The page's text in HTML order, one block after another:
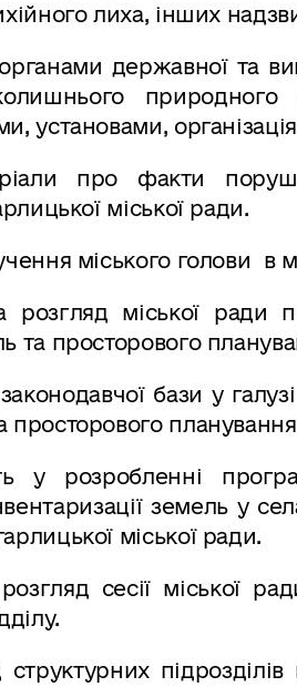
лиха, інших
державної та
установами,
про факти
міської ради.
міського голови в
міської ради
та просторового
бази у
просторового
у розробленні
земель у
міської ради.
сесії міської